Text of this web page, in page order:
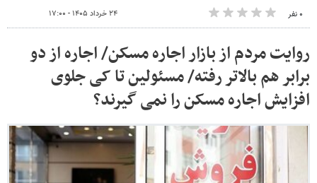
۰ نفر ۲۴ خرداد ۱۴۰۵ - ۱۷:۰۰
روایت مردم از بازار اجاره مسکن/ اجاره از دو
برابر هم بالاتر رفته/ مسئولین تا کی جلوی
افزایش اجاره مسکن را نمی گیرند؟